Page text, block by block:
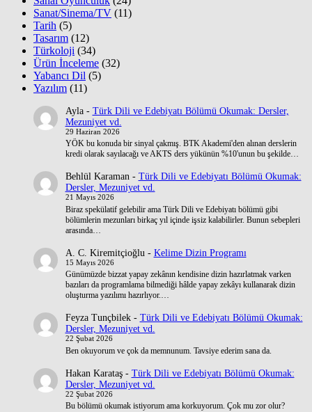
Sanat/Sinema/TV (11)
Tarih (5)
Tasarım (12)
Türkoloji (34)
Ürün İnceleme (32)
Yabancı Dil (5)
Yazılım (11)
Ayla- Türk Dili ve Edebiyatı Bölümü Okumak: Dersler,
Mezuniyet vd.
29 Haziran 2026
YÖK bu konuda bir sinyal çakmış. BTK Akademi'den alınan derslerin
kredi olarak sayılacağı ve AKTS ders yükünün %10'unun bu şekilde…
Behlül Karaman- Türk Dili ve Edebiyatı Bölümü Okumak:
Dersler, Mezuniyet vd.
21 Mayıs 2026
Biraz spekülatif gelebilir ama Türk Dili ve Edebiyatı bölümü gibi
bölümlerin mezunları birkaç yıl içinde işsiz kalabilirler. Bunun sebepleri
arasında…
A. C. Kiremitçioğlu - Kelime Dizin Programı
15 Mayıs 2026
Günümüzde bizzat yapay zekânın kendisine dizin hazırlatmak varken
bazıları da programlama bilmediği hâlde yapay zekâyı kullanarak dizin
oluşturma yazılımı hazırlıyor.…
Feyza Tunçbilek- Türk Dili ve Edebiyatı Bölümü Okumak:
Dersler, Mezuniyet vd.
22 Şubat 2026
Ben okuyorum ve çok da memnunum. Tavsiye ederim sana da.
Hakan Karataş- Türk Dili ve Edebiyatı Bölümü Okumak:
Dersler, Mezuniyet vd.
22 Şubat 2026
Bu bölümü okumak istiyorum ama korkuyorum. Çok mu zor olur?